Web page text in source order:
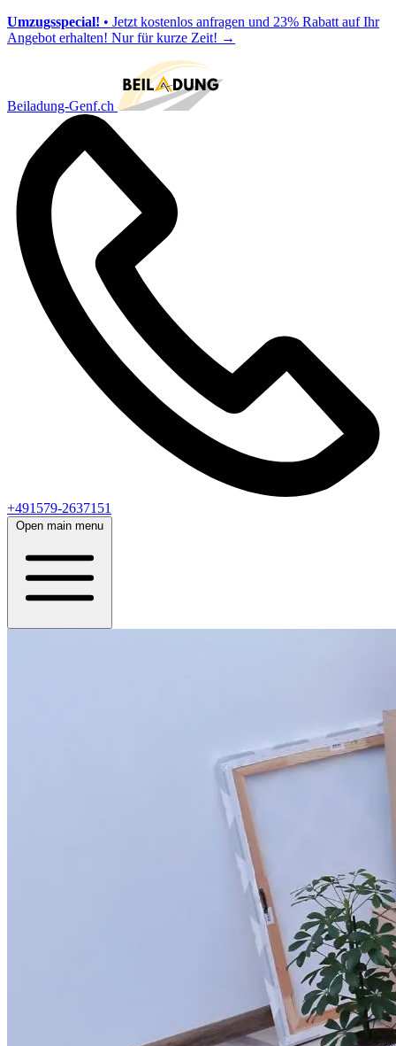
Umzugsspecial! • Jetzt kostenlos anfragen und 23% Rabatt auf Ihr
Angebot erhalten! Nur für kurze Zeit! →
Beiladung-Genf.ch
+491579-2637151
Open main menu